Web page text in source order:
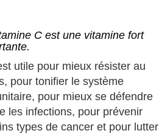
C est une vitamine fort
utile pour mieux résister au
pour tonifier le système
pour mieux se défendre
les infections, pour prévenir
types de cancer et pour lutter